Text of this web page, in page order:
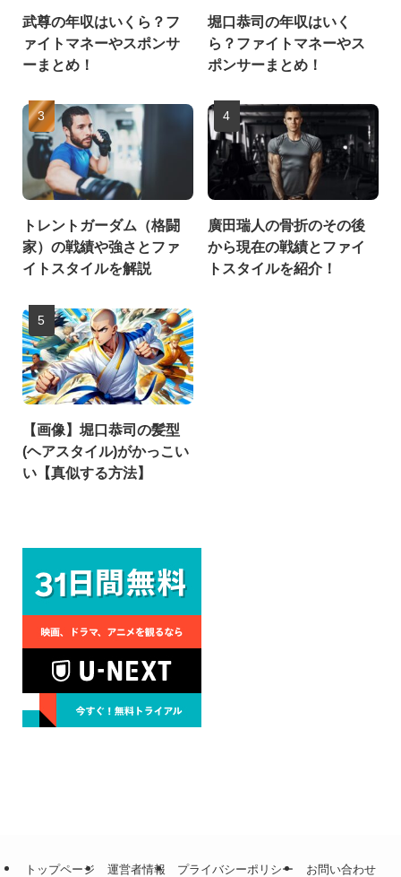
武尊の年収はいくら？フ
ァイトマネーやスポンサ
ーまとめ！
堀口恭司の年収はいく
ら？ファイトマネーやス
ポンサーまとめ！
トレントガーダム（格闘
家）の戦績や強さとファ
イトスタイルを解説
廣田瑞人の骨折のその後
から現在の戦績とファイ
トスタイルを紹介！
【画像】堀口恭司の髪型
(ヘアスタイル)がかっこい
い【真似する方法】
トップページ 運営者情報 プライバシーポリシー お問い合わせ